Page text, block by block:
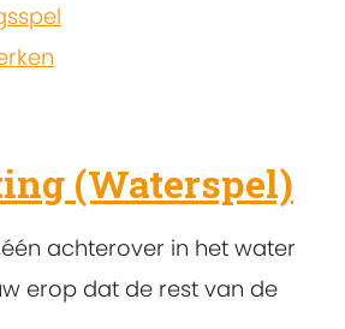
(Waterspel)
achterover in het water
erop dat de rest van de